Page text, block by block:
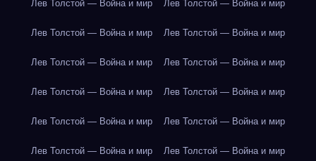
Лев Толстой — Война и мир Лев Толстой — Война и мир
Лев Толстой — Война и мир Лев Толстой — Война и мир
Лев Толстой — Война и мир Лев Толстой — Война и мир
Лев Толстой — Война и мир Лев Толстой — Война и мир
Лев Толстой — Война и мир Лев Толстой — Война и мир
Лев Толстой — Война и мир Лев Толстой — Война и мир